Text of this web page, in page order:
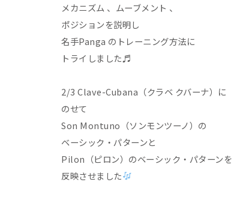
メカニズム 、ムーブメント 、
ポジションを説明し
名手Panga のトレーニング方法に
トライしました♬
2/3 Clave-Cubana（クラベ クバーナ）に
のせて
Son Montuno（ソンモンツーノ）の
ベーシック・パターンと
Pilon（ピロン）のベーシック・パターンを
反映させました